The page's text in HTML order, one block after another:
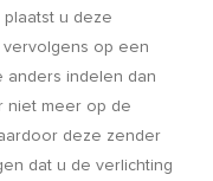
u deze
op een
anders indelen dan
niet meer op de
deze zender
dat u de verlichting